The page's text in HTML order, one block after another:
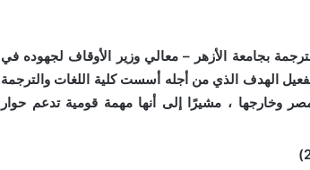
بجامعة الأزهر – معالي وزير الأوقاف لجهوده في
الهدف الذي من أجله أسست كلية اللغات والترجمة
وخارجها ، مشيرًا إلى أنها مهمة قومية تدعم حوار